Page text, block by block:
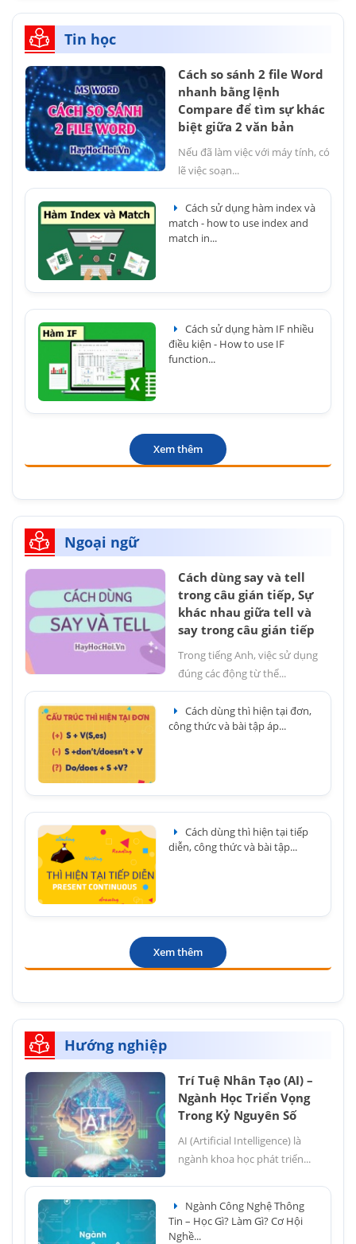
Tin học
Cách so sánh 2 file Word
nhanh bằng lệnh
Compare để tìm sự khác
biệt giữa 2 văn bản
Nếu đã làm việc với máy tính, có
lẽ việc soạn...
Cách sử dụng hàm index và
match - how to use index and
match in...
Cách sử dụng hàm IF nhiều
điều kiện - How to use IF
function...
Xem thêm
Ngoại ngữ
Cách dùng say và tell
trong câu gián tiếp, Sự
khác nhau giữa tell và
say trong câu gián tiếp
Trong tiếng Anh, việc sử dụng
đúng các động từ thể...
Cách dùng thì hiện tại đơn,
công thức và bài tập áp...
Cách dùng thì hiện tại tiếp
diễn, công thức và bài tập...
Xem thêm
Hướng nghiệp
Trí Tuệ Nhân Tạo (AI) –
Ngành Học Triển Vọng
Trong Kỷ Nguyên Số
AI (Artificial Intelligence) là
ngành khoa học phát triển...
Ngành Công Nghệ Thông
Tin – Học Gì? Làm Gì? Cơ Hội
Nghề...